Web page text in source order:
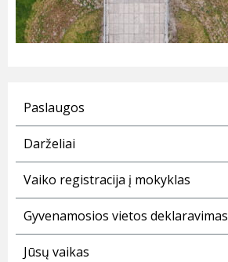
Paslaugos
Darželiai
Vaiko registracija į mokyklas
Gyvenamosios vietos deklaravimas
Jūsų vaikas